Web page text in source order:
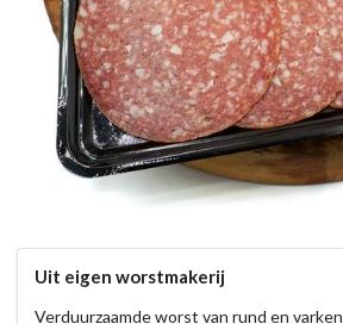
Uit eigen worstmakerij
Verduurzaamde worst van rund en varken